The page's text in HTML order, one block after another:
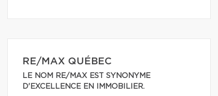
RE/MAX QUÉBEC
LE NOM RE/MAX EST SYNONYME
D'EXCELLENCE EN IMMOBILIER.